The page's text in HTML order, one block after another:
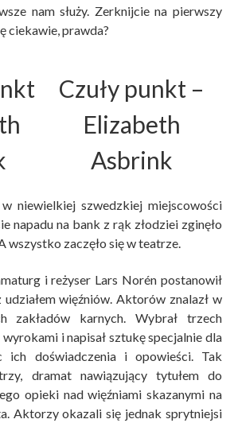
nam służy. Zerknijcie na pierwszy
ciekawie, prawda?
Czuły punkt –
Elizabeth
Asbrink
niewielkiej szwedzkiej miejscowości
napadu na bank z rąk złodziei zginęło
wszystko zaczęło się w teatrze.
i reżyser Lars Norén postanowił
więźniów. Aktorów znalazł w
zakładów karnych. Wybrał trzech
i napisał sztukę specjalnie dla
ich doświadczenia i opowieści. Tak
dramat nawiązujący tytułem do
opieki nad więźniami skazanymi na
Aktorzy okazali się jednak sprytniejsi